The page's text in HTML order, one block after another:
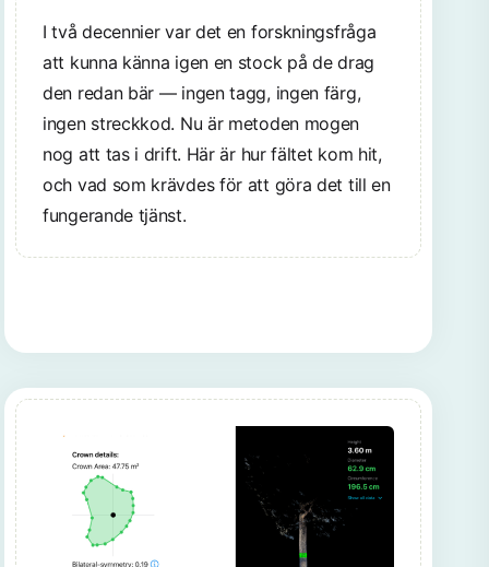
I två decennier var det en forskningsfråga
att kunna känna igen en stock på de drag
den redan bär — ingen tagg, ingen färg,
ingen streckkod. Nu är metoden mogen
nog att tas i drift. Här är hur fältet kom hit,
och vad som krävdes för att göra det till en
fungerande tjänst.